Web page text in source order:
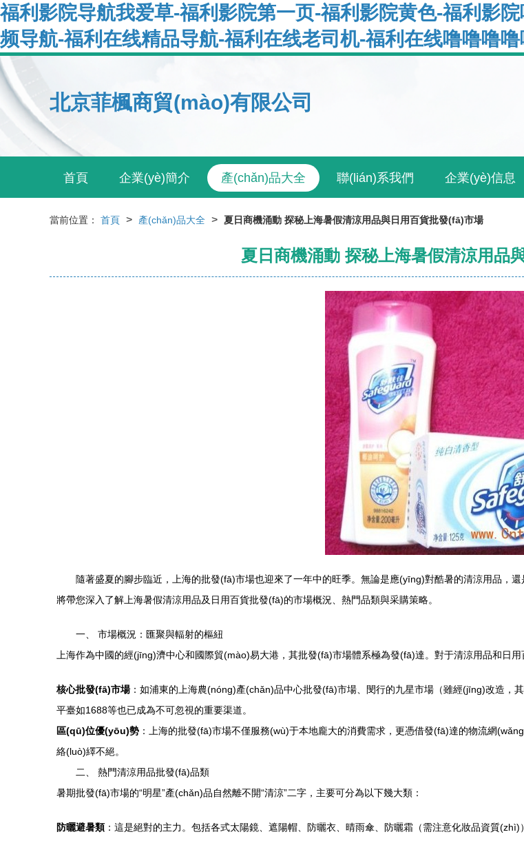
福利影院导航我爱草-福利影院第一页-福利影院黄色-福利影
频导航-福利在线精品导航-福利在线老司机-福利在线噜噜噜
北京菲楓商貿(mào)有限公司
首頁 企業(yè)簡介 產(chǎn)品大全 聯(lián)系我們 企業(yè)信息
當前位置： 首頁 > 產(chǎn)品大全 > 夏日商機涌動 探秘上海暑假清涼用品與日用百貨批發(fā)市場
夏日商機涌動 探秘上海暑假清涼用品
隨著盛夏的腳步臨近，上海的批發(fā)市場也迎來了一年中的旺季。無論是應(yīng)對酷暑的清涼用品，
將帶您深入了解上海暑假清涼用品及日用百貨批發(fā)的市場概況、熱門品類與采購策略。
一、 市場概況：匯聚與輻射的樞紐
上海作為中國的經(jīng)濟中心和國際貿(mào)易大港，其批發(fā)市場體系極為發(fā)達。對于清涼用品和日
核心批發(fā)市場：如浦東的上海農(nóng)產(chǎn)品中心批發(fā)市場、閔行的九星市場（雖經(jīng)改造，
平臺如1688等也已成為不可忽視的重要渠道。
區(qū)位優(yōu)勢 ：上海的批發(fā)市場不僅服務(wù)于本地龐大的消費需求，更憑借發(fā)達的物流網
絡(luò)繹不絕。
二、 熱門清涼用品批發(fā)品類
暑期批發(fā)市場的“明星”產(chǎn)品自然離不開“清涼”二字，主要可分為以下幾大類：
防曬避暑類 ：這是絕對的主力。包括各式太陽鏡、遮陽帽、防曬衣、晴雨傘、防曬霜（需注意化妝品資質